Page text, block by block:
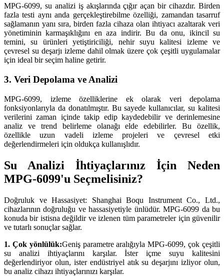
MPG-6099, su analizi iş akışlarında çığır açan bir cihazdır. Birden
fazla testi aynı anda gerçekleştirebilme özelliği, zamandan tasarruf
sağlamanın yanı sıra, birden fazla cihaza olan ihtiyacı azaltarak veri
yönetiminin karmaşıklığını en aza indirir. Bu da onu, ikincil su
temini, su ürünleri yetiştiriciliği, nehir suyu kalitesi izleme ve
çevresel su deşarjı izleme dahil olmak üzere çok çeşitli uygulamalar
için ideal bir seçim haline getirir.
3. Veri Depolama ve Analizi
MPG-6099, izleme özelliklerine ek olarak veri depolama
fonksiyonlarıyla da donatılmıştır. Bu sayede kullanıcılar, su kalitesi
verilerini zaman içinde takip edip kaydedebilir ve derinlemesine
analiz ve trend belirleme olanağı elde edebilirler. Bu özellik,
özellikle uzun vadeli izleme projeleri ve çevresel etki
değerlendirmeleri için oldukça kullanışlıdır.
Su Analizi İhtiyaçlarınız İçin Neden
MPG-6099'u Seçmelisiniz?
Doğruluk ve Hassasiyet: Shanghai Boqu Instrument Co., Ltd.,
cihazlarının doğruluğu ve hassasiyetiyle ünlüdür. MPG-6099 da bu
konuda bir istisna değildir ve izlenen tüm parametreler için güvenilir
ve tutarlı sonuçlar sağlar.
1. Çok yönlülük:Geniş parametre aralığıyla MPG-6099, çok çeşitli
su analizi ihtiyaçlarını karşılar. İster içme suyu kalitesini
değerlendiriyor olun, ister endüstriyel atık su deşarjını izliyor olun,
bu analiz cihazı ihtiyaçlarınızı karşılar.